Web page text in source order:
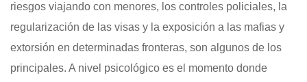
riesgos viajando con menores, los controles policiales, la
regularización de las visas y la exposición a las mafias y
extorsión en determinadas fronteras, son algunos de los
principales. A nivel psicológico es el momento donde